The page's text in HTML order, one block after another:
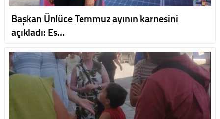
Başkan Ünlüce Temmuz ayının karnesini
açıkladı: Es…